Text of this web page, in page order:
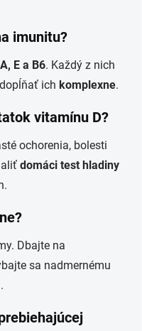
imunitu?
E a B6. Každý z nich
ich komplexne.
vitamínu D?
ochorenia, bolesti
domáci test hladiny
Dbajte na
sa nadmernému